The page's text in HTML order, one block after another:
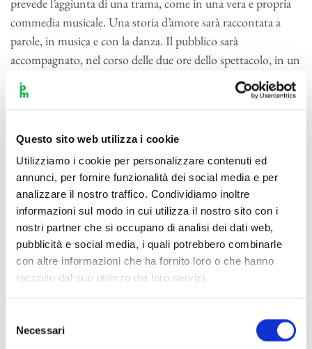
Questo sito web utilizza i cookie
Utilizziamo i cookie per personalizzare contenuti ed
annunci, per fornire funzionalità dei social media e per
analizzare il nostro traffico. Condividiamo inoltre
informazioni sul modo in cui utilizza il nostro sito con i
nostri partner che si occupano di analisi dei dati web,
pubblicità e social media, i quali potrebbero combinarle
con altre informazioni che ha fornito loro o che hanno
raccolto dal suo utilizzo dei loro servizi.
delNecessari
prevede l’aggiunta di una trama, come in una vera e propria
commedia musicale. Una storia d’amore sarà raccontata a
parole, in musica e con la danza. Il pubblico sarà
accompagnato, nel corso delle due ore dello spettacolo, in un
avvincente viaggio attraverso mondi musicali differenti.